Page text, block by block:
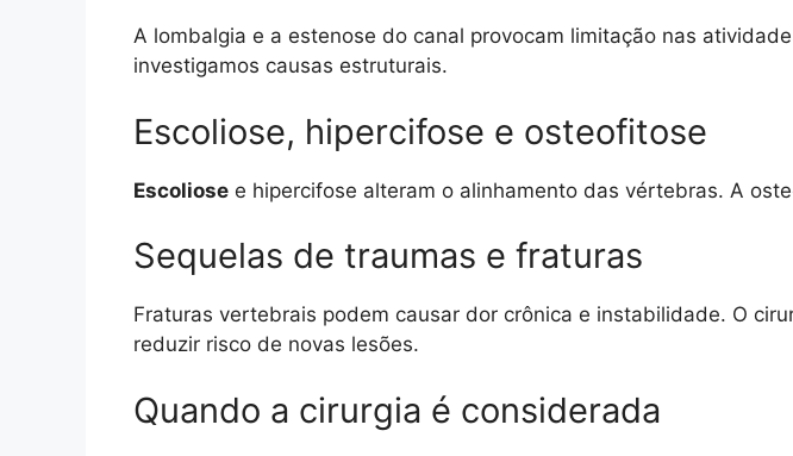
A lombalgia e a estenose do canal provocam limitação nas
investigamos causas estruturais.
Escoliose, hipercifose e osteofitose
Escoliose e hipercifose alteram o alinhamento das vértebras. A
Sequelas de traumas e fraturas
Fraturas vertebrais podem causar dor crônica e instabilidade. O
reduzir risco de novas lesões.
Quando a cirurgia é considerada